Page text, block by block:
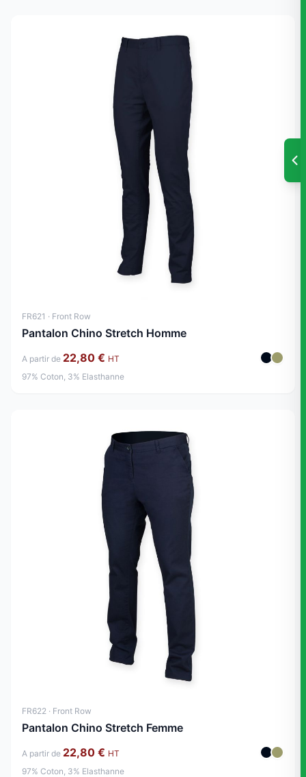
FR621 · Front Row
Pantalon Chino Stretch Homme
A partir de 22,80 € HT
97% Coton, 3% Elasthanne
FR622 · Front Row
Pantalon Chino Stretch Femme
A partir de 22,80 € HT
97% Coton, 3% Elasthanne